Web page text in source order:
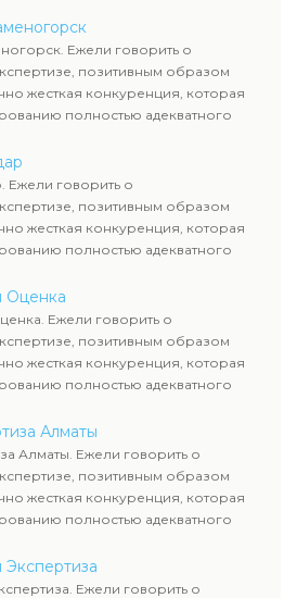
Ежели говорить о
позитивным образом
жесткая конкуренция, которая
полностью адекватного
Ежели говорить о
позитивным образом
жесткая конкуренция, которая
полностью адекватного
Оценка
Ежели говорить о
позитивным образом
жесткая конкуренция, которая
полностью адекватного
Алматы
Алматы. Ежели говорить о
позитивным образом
жесткая конкуренция, которая
полностью адекватного
Ежели говорить о